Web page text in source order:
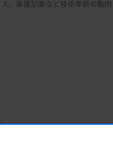
値1.7mg/dL、約60
が3+以上）
の大半に見られるフ
どを体内にとどめ
、装置試薬など技術革新の動